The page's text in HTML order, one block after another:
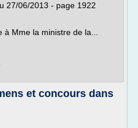
27/06/2013 - page 1922
Mme la ministre de la...
et concours dans